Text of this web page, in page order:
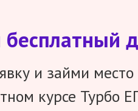
бесплатный
и займи место
курсе Турбо